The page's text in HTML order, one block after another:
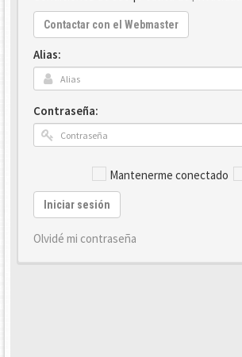
Contactar con el Webmaster
Alias:
Contraseña:
Mantenerme conectado
Iniciar sesión
Olvidé mi contraseña